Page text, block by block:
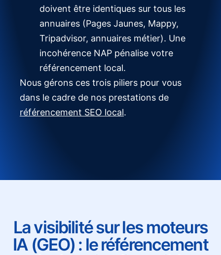
doivent être identiques sur tous les
annuaires (Pages Jaunes, Mappy,
Tripadvisor, annuaires métier). Une
incohérence NAP pénalise votre
référencement local.
Nous gérons ces trois piliers pour vous
dans le cadre de nos prestations de
référencement SEO local.
La visibilité sur les moteurs
IA (GEO) : le référencement